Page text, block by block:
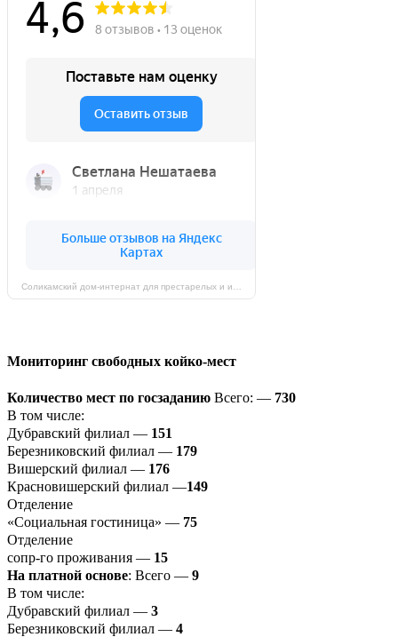
Мониторинг свободных койко-мест
Количество мест по госзаданию Всего: — 730
В том числе:
Дубравский филиал — 151
Березниковский филиал — 179
Вишерский филиал — 176
Красновишерский филиал —149
Отделение
«Социальная гостиница» — 75
Отделение
сопр-го проживания — 15
На платной основе: Всего — 9
В том числе:
Дубравский филиал — 3
Березниковский филиал — 4